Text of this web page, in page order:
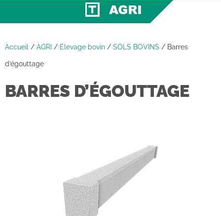
Accueil / AGRI / Elevage bovin / SOLS BOVINS / Barres
d’égouttage
BARRES D’ÉGOUTTAGE